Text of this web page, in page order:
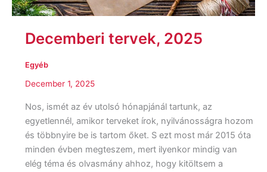
Decemberi tervek, 2025
Egyéb
December 1, 2025
Nos, ismét az év utolsó hónapjánál tartunk, az
egyetlennél, amikor terveket írok, nyilvánosságra hozom
és többnyire be is tartom őket. S ezt most már 2015 óta
minden évben megteszem, mert ilyenkor mindig van
elég téma és olvasmány ahhoz, hogy kitöltsem a